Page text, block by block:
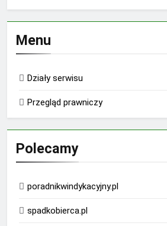
Menu
Działy serwisu
Przegląd prawniczy
Polecamy
poradnikwindykacyjny.pl
spadkobierca.pl